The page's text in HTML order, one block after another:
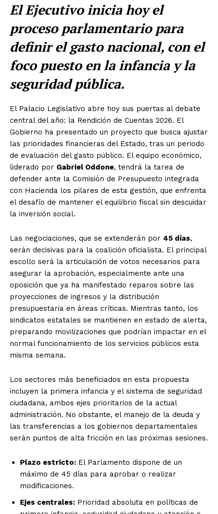
El Ejecutivo inicia hoy el
proceso parlamentario para
definir el gasto nacional, con el
foco puesto en la infancia y la
seguridad pública.
El Palacio Legislativo abre hoy sus puertas al debate
central del año: la Rendición de Cuentas 2026. El
Gobierno ha presentado un proyecto que busca ajustar
las prioridades financieras del Estado, tras un periodo
de evaluación del gasto público. El equipo económico,
liderado por Gabriel Oddone, tendrá la tarea de
defender ante la Comisión de Presupuesto integrada
con Hacienda los pilares de esta gestión, que enfrenta
el desafío de mantener el equilibrio fiscal sin descuidar
la inversión social.
Las negociaciones, que se extenderán por 45 días,
serán decisivas para la coalición oficialista. El principal
escollo será la articulación de votos necesarios para
asegurar la aprobación, especialmente ante una
oposición que ya ha manifestado reparos sobre las
proyecciones de ingresos y la distribución
presupuestaria en áreas críticas. Mientras tanto, los
sindicatos estatales se mantienen en estado de alerta,
preparando movilizaciones que podrían impactar en el
normal funcionamiento de los servicios públicos esta
misma semana.
Los sectores más beneficiados en esta propuesta
incluyen la primera infancia y el sistema de seguridad
ciudadana, ambos ejes prioritarios de la actual
administración. No obstante, el manejo de la deuda y
las transferencias a los gobiernos departamentales
serán puntos de alta fricción en las próximas sesiones.
Plazo estricto: El Parlamento dispone de un
máximo de 45 días para aprobar o realizar
modificaciones.
Ejes centrales: Prioridad absoluta en políticas de